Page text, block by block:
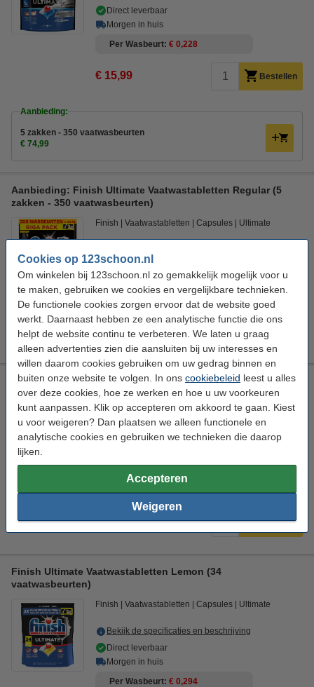
Cookies op 123schoon.nl
Om winkelen bij 123schoon.nl zo gemakkelijk mogelijk voor u
te maken, gebruiken we cookies en vergelijkbare technieken.
De functionele cookies zorgen ervoor dat de website goed
werkt. Daarnaast hebben ze een analytische functie die ons
helpt de website continu te verbeteren. We laten u graag
alleen advertenties zien die aansluiten bij uw interesses en
willen daarom cookies gebruiken om uw gedrag binnen en
buiten onze website te volgen. In ons cookiebeleid leest u alles
over deze cookies, hoe ze werken en hoe u uw voorkeuren
kunt aanpassen. Klik op accepteren om akkoord te gaan. Kiest
u voor weigeren? Dan plaatsen we alleen functionele en
analytische cookies en gebruiken we technieken die daarop
lijken.
Accepteren
Weigeren
Direct leverbaar
Morgen in huis
Per Wasbeurt € 0,228
€ 15,99 Bestellen
Aanbieding:
5 zakken - 350 vaatwasbeurten
€ 74,99
Aanbieding: Finish Ultimate Vaatwastabletten Regular (5
zakken - 350 vaatwasbeurten)
Finish Vaatwastabletten Capsules Ultimate
Morgen in huis
€ 0,214
€ 74,99 Bestellen
Jaarvolume: Finish Powerball Ultimate Allin1
Vaatwastabletten Regular (132 wasbeurten)
Finish Vaatwastabletten Regular Ultimate
Bekijk de specificaties en beschrijving
Per Wasbeurt € 0,204
€ 26,99 Bestellen
Finish Ultimate Vaatwastabletten Lemon (34
vaatwasbeurten)
Finish Vaatwastabletten Capsules Ultimate
Bekijk de specificaties en beschrijving
Direct leverbaar
Morgen in huis
Per Wasbeurt € 0,294